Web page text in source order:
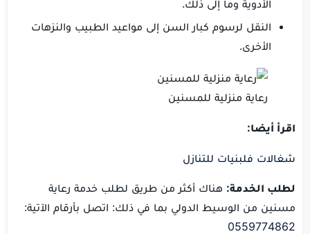
الأدوية وما إلى ذلك.
النقل لرسوم كبار السن إلى مواعيد الطبيب والنزهات
الأخرى.
رعاية منزلية للمسنين
اقرأ أيضا:
شغالات فلبنيات للتنازل
لطلب الخدمة: هناك أكثر من طريق لطلب خدمة رعاية
مسنين من الوسيط الدولي بما في ذلك: اتصل بأرقام الآتية:
0559774862